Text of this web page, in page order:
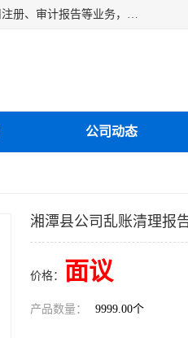
湘潭纳川会计服务有限公司主营从事：湘潭公司账务清理、湘潭公司注销、代理记账、公司变更、公司注册、审计报告等业务，公司设立有专门的代理注册部门，现有工商代办专员，部门经理从事工商代办多年，对各地区公司注册、公司变更、进出口业务等流程以及各行业公司注册、变更所需注意的细节都非常熟悉。
公司动态
湘潭县公司乱账清理报
价格： 面议
产品数量： 9999.00个